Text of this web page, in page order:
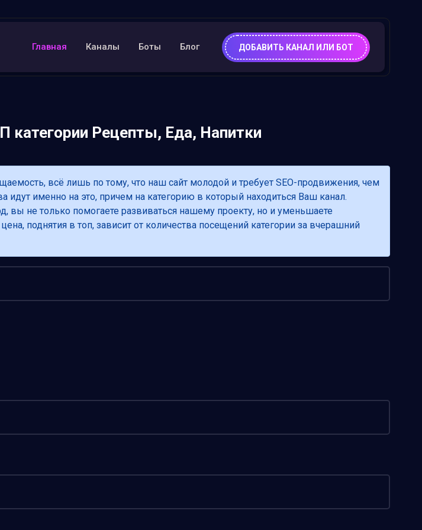
Главная Каналы Боты Блог ДОБАВИТЬ КАНАЛ ИЛИ БОТ
категории Рецепты, Еда, Напитки
всё лишь по тому, что наш сайт молодой и требует SEO-продвижения, чем
именно на это, причем на категорию в который находиться Ваш канал.
вы не только помогаете развиваться нашему проекту, но и уменьшаете
поднятия в топ, зависит от количества посещений категории за вчерашний